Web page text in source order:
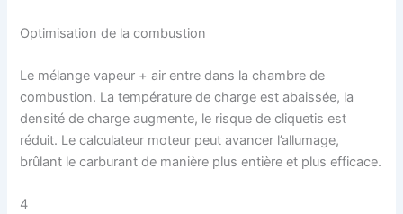
Optimisation de la combustion
Le mélange vapeur + air entre dans la chambre de
combustion. La température de charge est abaissée, la
densité de charge augmente, le risque de cliquetis est
réduit. Le calculateur moteur peut avancer l’allumage,
brûlant le carburant de manière plus entière et plus efficace.
4